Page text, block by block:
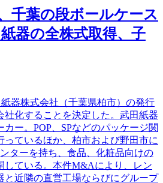
千葉の段ボールケース
器の全株式取得、子
器株式会社（千葉県柏市）の発行
社化することを決定した。武田紙器
ー。POP、SPなどのパッケージ関
っているほか、柏市および野田市に
ターを持ち、食品、化粧品向けの
している。本件M&Aにより、レン
と近隣の直営工場ならびにグループ